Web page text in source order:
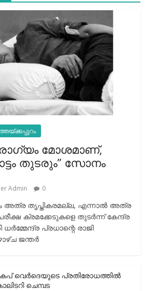
മോശമാണ്,
തുടരും” സോനം
Admin 0
തൃപ്തികരമല്ല, എന്നാൽ അത്ര
ക്രമക്കേടുകളെ തുടർന്ന് കേന്ദ്ര
പ്രധാന്റെ രാജി
ജന്തർ
വെര്‍ദെയുടെ പ്രതിരോധത്തില്‍
ചെമ്പട